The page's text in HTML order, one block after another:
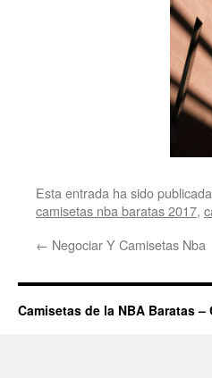
Esta entrada ha sido
camisetas nba baratas 2017,
← Negociar Y Camisetas Nba
Camisetas de la NBA Baratas –